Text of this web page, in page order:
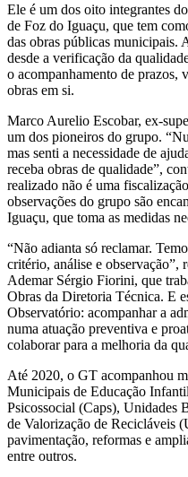
Ele é um dos oito integrantes
de Foz do Iguaçu, que tem
das obras públicas municipais.
desde a verificação da
o acompanhamento de prazos,
obras em si.
Marco Aurelio Escobar, ex-
um dos pioneiros do grupo.
mas senti a necessidade de
receba obras de qualidade”,
realizado não é uma
observações do grupo são
Iguaçu, que toma as medidas
“Não adianta só reclamar.
critério, análise e observação”,
Ademar Sérgio Fiorini, que
Obras da Diretoria Técnica. E
Observatório: acompanhar a
numa atuação preventiva e
colaborar para a melhoria da
Até 2020, o GT acompanhou
Municipais de Educação
Psicossocial (Caps), Unidades
de Valorização de Recicláveis
pavimentação, reformas e
entre outros.